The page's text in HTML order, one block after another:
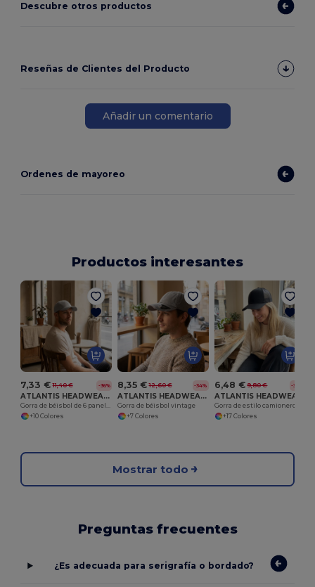
Descubre otros productos
Reseñas de Clientes del Producto
Añadir un comentario
Ordenes de mayoreo
Productos interesantes
7,33 € 11,40 € -36%
ATLANTIS HEADWEAR AT254
Gorra de béisbol de 6 paneles
+10 Colores
8,35 € 12,60 € -34%
ATLANTIS HEADWEAR AT255
Gorra de béisbol vintage
+7 Colores
6,48 € 9,80 € -34%
Gorra de estilo camionero
+17 Colores
Mostrar todo
Preguntas frecuentes
¿Es adecuada para serigrafía o bordado?